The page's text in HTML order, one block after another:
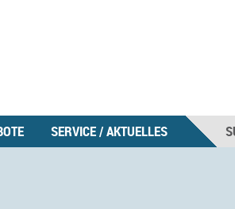
SERVICE / AKTUELLES